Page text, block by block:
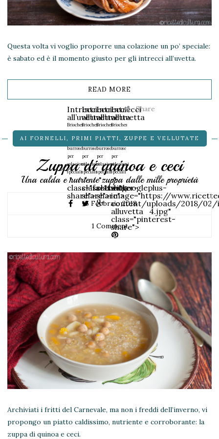
Questa volta vi voglio proporre una colazione un po’ speciale:
è sabato ed è il momento giusto per gli intrecci all’uvetta.
READ MORE
Share
Intrecci
all’uvetta
Brioches
burrose
per
colazioni
speciali
"
class="facebook-
share">
Intrecci
all’uvetta
Brioches
e
burrose
per
colazioni
speciali
"
class="twitter-
share">
Intrecci
all’uvetta
Brioches
e
burrose
per
colazioni
speciali
"
class="googleplus-
share">
Intrecci
all’uvetta
Brioches
e
burrose
per
colazioni
speciali
"
data-
image="https://
content/uploads/2018/
alluvetta_4.jpg"
class="pinterest-
share">
AI FORNELLI, PRIMI PIATTI, ZUPPE E VELLUTATE
Zuppa di quinoa e ceci
Una calda e nutriente zuppa dalle mille proprietà
15 Febbraio 2018
1 Comment
Archiviati i fritti del Carnevale, ma non i freddi dell’inverno, vi
propongo un piatto caldissimo, nutriente e corroborante: la
zuppa di quinoa e ceci.